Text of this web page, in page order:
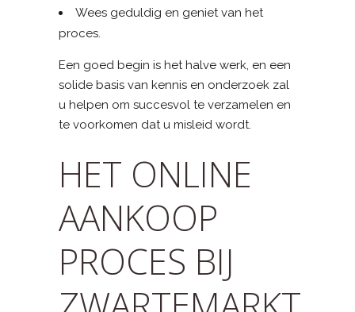
Wees geduldig en geniet van het
proces.
Een goed begin is het halve werk, en een
solide basis van kennis en onderzoek zal
u helpen om succesvol te verzamelen en
te voorkomen dat u misleid wordt.
HET ONLINE
AANKOOP
PROCES BIJ